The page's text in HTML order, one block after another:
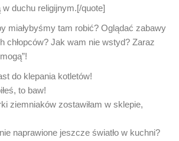
duchu religijnym.[/quote]
miałybyśmy tam robić? Oglądać zabawy
chłopców? Jak wam nie wstyd? Zaraz
do klepania kotletów!
to baw!
ziemniaków zostawiłam w sklepie,
naprawione jeszcze światło w kuchni?